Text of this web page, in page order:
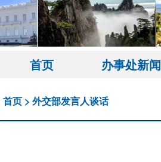
首页 办事处新闻
首页 > 外交部发言人谈话